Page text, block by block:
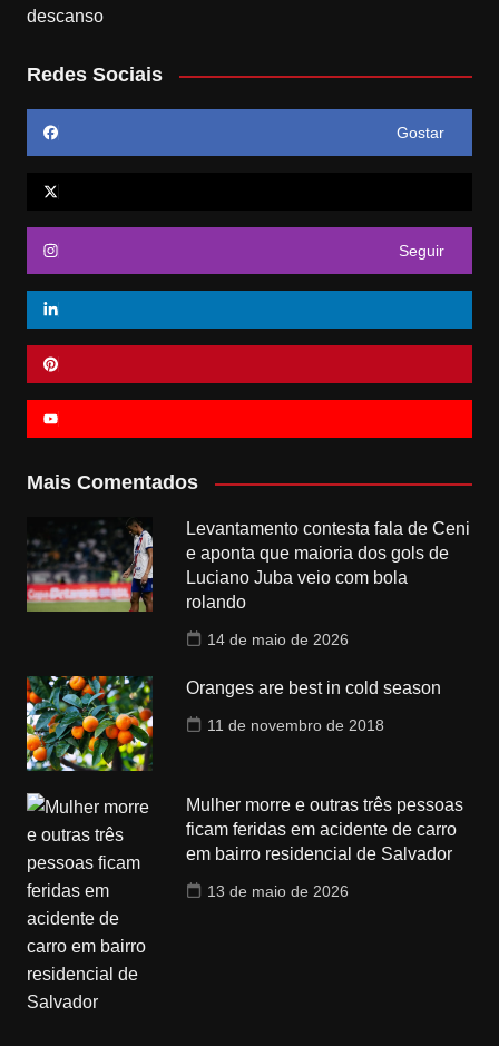
Redes Sociais
Gostar
Seguir
Mais Comentados
Levantamento contesta fala de Ceni
e aponta que maioria dos gols de
Luciano Juba veio com bola
rolando
14 de maio de 2026
Oranges are best in cold season
11 de novembro de 2018
Mulher morre e outras três pessoas
ficam feridas em acidente de carro
em bairro residencial de Salvador
13 de maio de 2026